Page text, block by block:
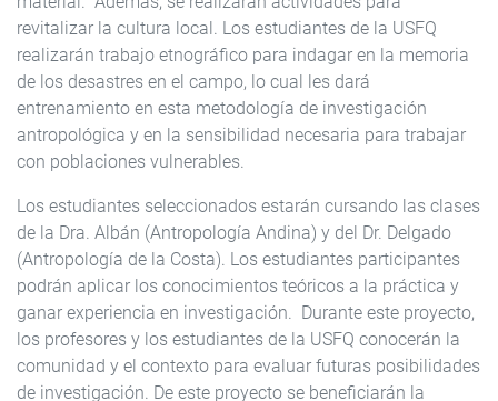
revitalizar la cultura local. Los estudiantes de la USFQ
realizarán trabajo etnográfico para indagar en la memoria
de los desastres en el campo, lo cual les dará
entrenamiento en esta metodología de investigación
antropológica y en la sensibilidad necesaria para trabajar
con poblaciones vulnerables.
Los estudiantes seleccionados estarán cursando las clases
de la Dra. Albán (Antropología Andina) y del Dr. Delgado
(Antropología de la Costa). Los estudiantes participantes
podrán aplicar los conocimientos teóricos a la práctica y
ganar experiencia en investigación. Durante este proyecto,
los profesores y los estudiantes de la USFQ conocerán la
comunidad y el contexto para evaluar futuras posibilidades
de investigación. De este proyecto se beneficiarán la